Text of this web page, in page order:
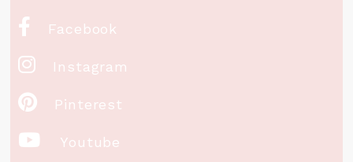
 Facebook
 Instagram
 Pinterest
 Youtube